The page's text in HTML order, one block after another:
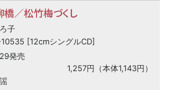
橋／松竹梅づくし
子
[12cmシングルCD]
発売
1,257円（本体1,143円）